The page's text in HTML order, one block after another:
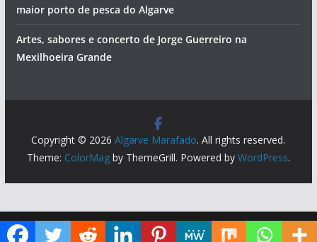
maior porto de pesca do Algarve
Artes, sabores e concerto de Jorge Guerreiro na
Mexilhoeira Grande
Copyright © 2026Algarve Marafado. All rights reserved.
Theme: ColorMagby ThemeGrill. Powered by WordPress.
Diga ao Google que o Algarve Marafado é uma das suas fontes de informação preferidas